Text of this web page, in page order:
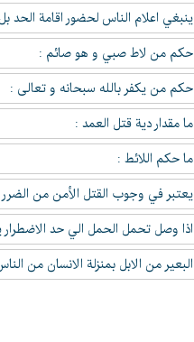
ينبغي اعلام الناس لحضور اقامة الحد
حكم من لاط صبي و هو صائم :
حكم من يكفر بالله سبحانه و تعالى :
ما مقدار دية قتل العمد :
ما حكم اللائط :
يعتبر في وجوب القتل الأمن من
اذا وصل تحمل الحمل الي حد الاضطرار
البعير من الابل بمنزلة الانسان من